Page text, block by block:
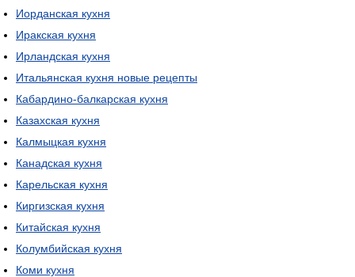
Иорданская кухня
Иракская кухня
Ирландская кухня
Итальянская кухня новые рецепты
Кабардино-балкарская кухня
Казахская кухня
Калмыцкая кухня
Канадская кухня
Карельская кухня
Киргизская кухня
Китайская кухня
Колумбийская кухня
Коми кухня